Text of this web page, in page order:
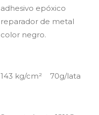
adhesivo epóxico
reparador de metal
color negro.
143 kg/cm² 70g/lata